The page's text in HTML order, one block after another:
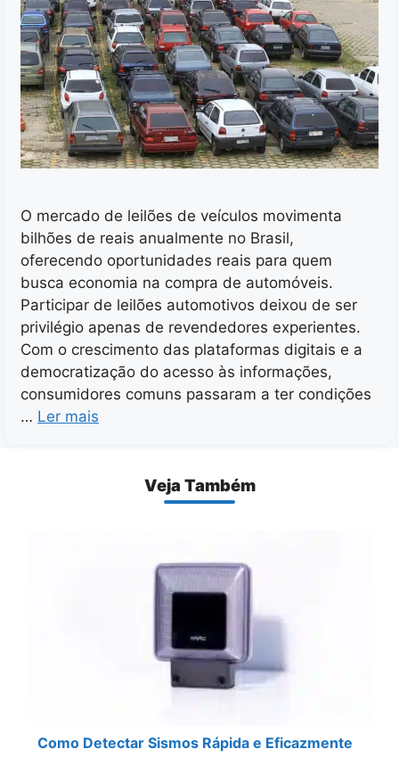
O mercado de leilões de veículos movimenta
bilhões de reais anualmente no Brasil,
oferecendo oportunidades reais para quem
busca economia na compra de automóveis.
Participar de leilões automotivos deixou de ser
privilégio apenas de revendedores experientes.
Com o crescimento das plataformas digitais e a
democratização do acesso às informações,
consumidores comuns passaram a ter condições
… Ler mais
Veja Também
Como Detectar Sismos Rápida e Eficazmente